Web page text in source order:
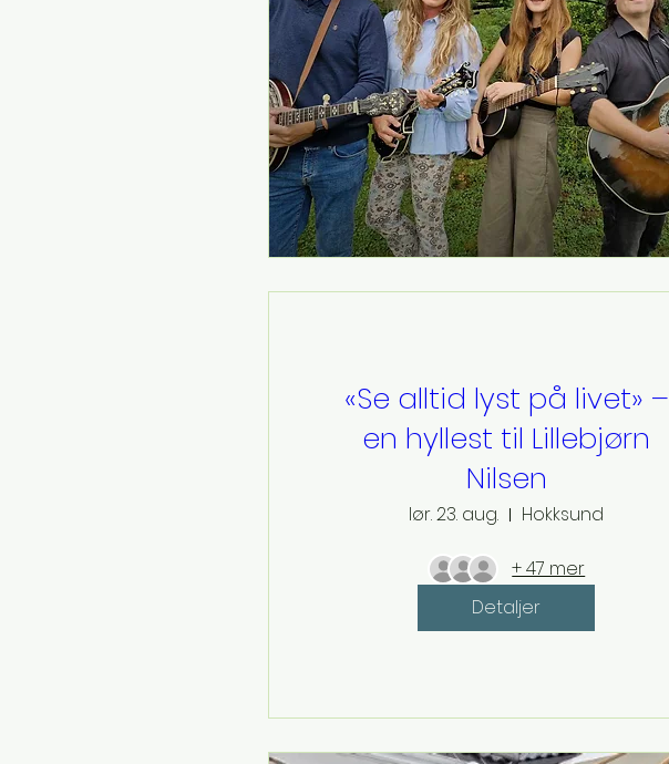
«Se alltid lyst på livet» –
en hyllest til Lillebjørn
Nilsen
lør. 23. aug. Hokksund
+ 47 mer
Detaljer